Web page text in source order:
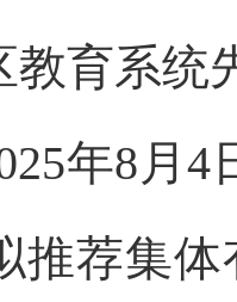
教育系统
年8月4
推荐集